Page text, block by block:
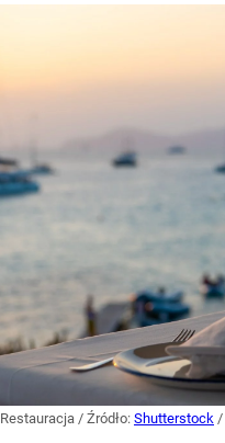
Restauracja / Źródło: Shutterstock /